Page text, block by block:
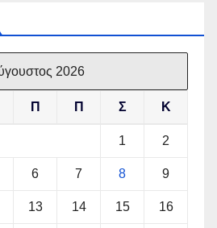
2026
Π Π Σ Κ
1 2
6 7 8 9
13 14 15 16